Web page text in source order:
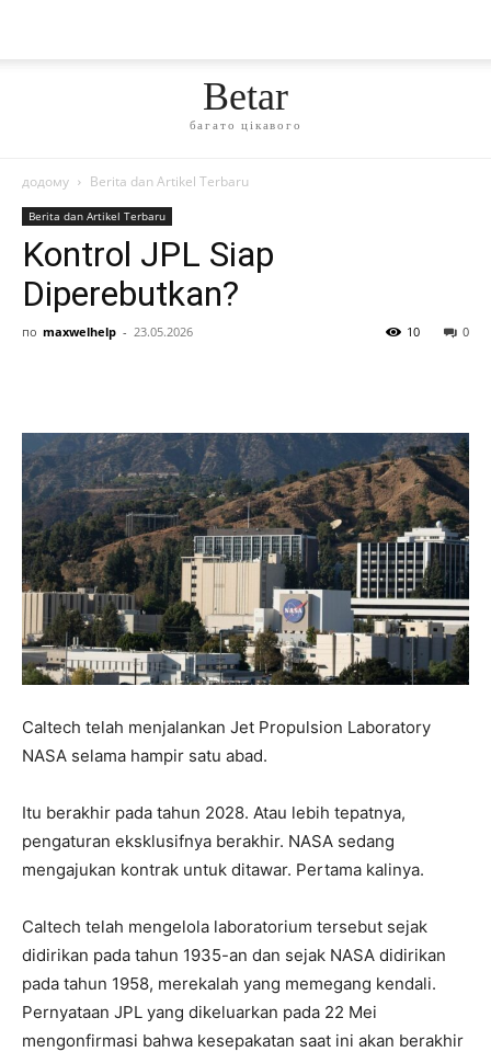
Betar
багато цікавого
додому Berita dan Artikel Terbaru
Berita dan Artikel Terbaru
Kontrol JPL Siap
Diperebutkan?
по maxwelhelp - 23.05.2026 0
10
Caltech telah menjalankan Jet Propulsion Laboratory
NASA selama hampir satu abad.
Itu berakhir pada tahun 2028. Atau lebih tepatnya,
pengaturan eksklusifnya berakhir. NASA sedang
mengajukan kontrak untuk ditawar. Pertama kalinya.
Caltech telah mengelola laboratorium tersebut sejak
didirikan pada tahun 1935-an dan sejak NASA didirikan
pada tahun 1958, merekalah yang memegang kendali.
Pernyataan JPL yang dikeluarkan pada 22 Mei
mengonfirmasi bahwa kesepakatan saat ini akan berakhir